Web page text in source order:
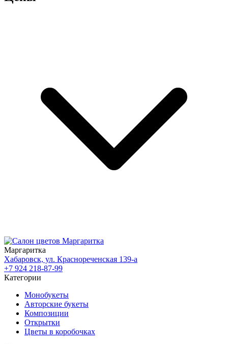
Маргаритка
Хабаровск, ул. Краснореченская 139-а
+7 924 218-87-99
Категории
Монобукеты
Авторские букеты
Композиции
Открытки
Цветы в коробочках